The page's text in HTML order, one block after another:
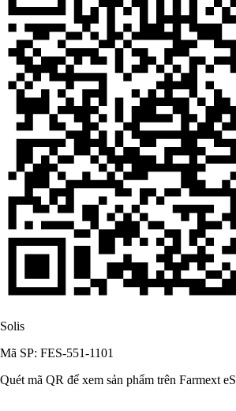
Solis
Mã SP: FES-551-1101
Quét mã QR để xem sản phẩm trên Farmext